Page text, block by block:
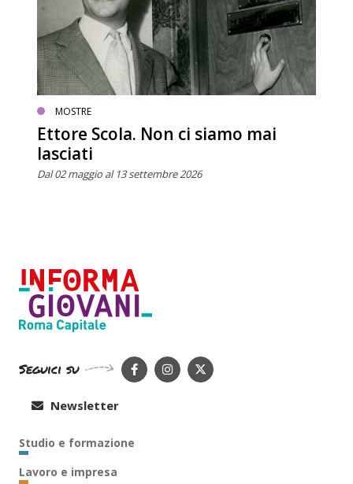
MOSTRE
Ettore Scola. Non ci siamo mai
lasciati
Dal 02 maggio al 13 settembre 2026
Seguici su
Newsletter
Studio e formazione
Lavoro e impresa